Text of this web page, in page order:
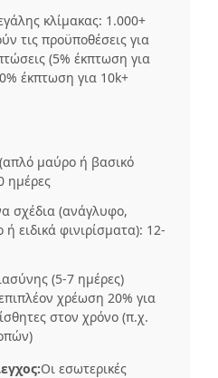
κλίμακας: 1.000+
τις προϋποθέσεις για
(5% έκπτωση για
έκπτωση για 10k+
μαύρο ή βασικό
ημέρες
σχέδια (ανάγλυφο,
ειδικά φινιρίσματα): 12-
(5-7 ημέρες)
χρέωση 20% για
στον χρόνο (π.χ.
Οι εσωτερικές